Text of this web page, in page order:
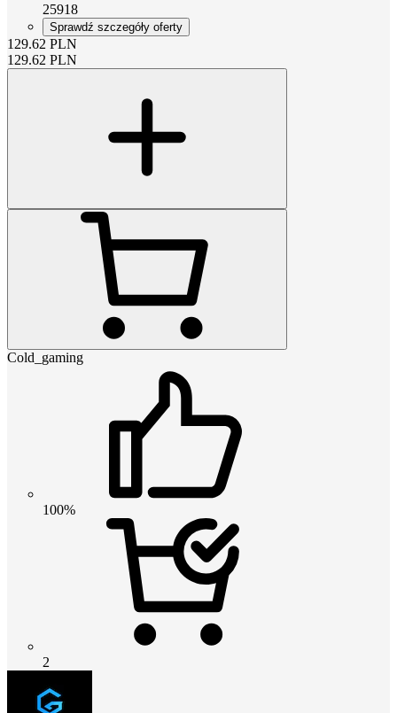
25918
Sprawdź szczegóły oferty
129.62 PLN
129.62 PLN
Cold_gaming
100%
2